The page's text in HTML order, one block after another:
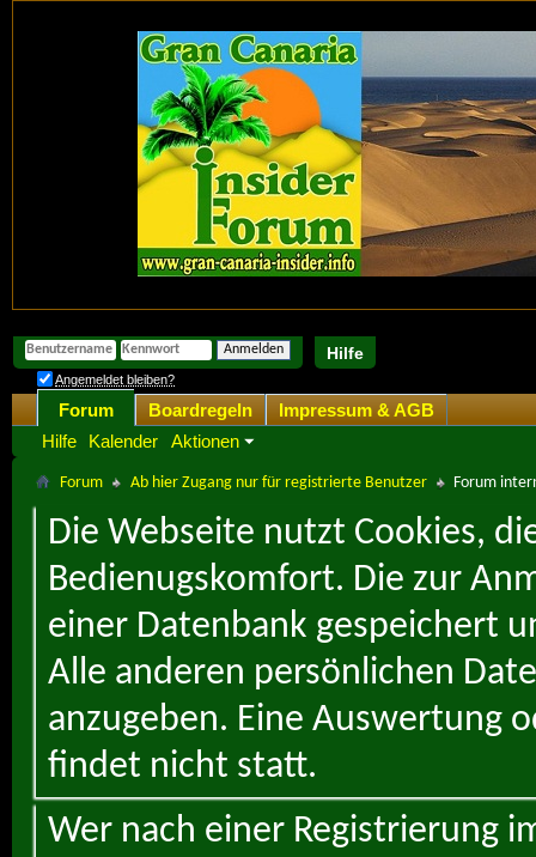
Hilfe
Angemeldet bleiben?
Forum
Hilfe
Kalender Aktionen
Boardregeln Impressum & AGB
Forum Ab hier Zugang nur für registrierte Benutzer Forum
Die Webseite nutzt Cookies,
Bedienugskomfort. Die zur
einer Datenbank gespeichert
Alle anderen persönlichen
anzugeben. Eine Auswertung
findet nicht statt.
Wer nach einer Registrierung